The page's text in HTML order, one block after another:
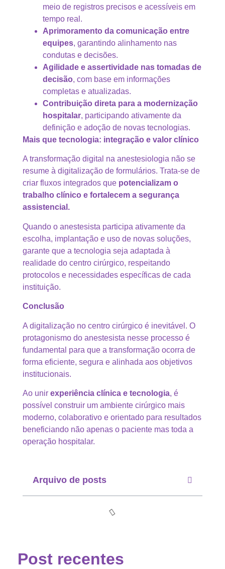
meio de registros precisos e acessíveis em
tempo real.
Aprimoramento da comunicação entre
equipes, garantindo alinhamento nas
condutas e decisões.
Agilidade e assertividade nas tomadas de
decisão, com base em informações
completas e atualizadas.
Contribuição direta para a modernização
hospitalar, participando ativamente da
definição e adoção de novas tecnologias.
Mais que tecnologia: integração e valor clínico
A transformação digital na anestesiologia não se
resume à digitalização de formulários. Trata-se de
criar fluxos integrados que potencializam o
trabalho clínico e fortalecem a segurança
assistencial.
Quando o anestesista participa ativamente da
escolha, implantação e uso de novas soluções,
garante que a tecnologia seja adaptada à
realidade do centro cirúrgico, respeitando
protocolos e necessidades específicas de cada
instituição.
Conclusão
A digitalização no centro cirúrgico é inevitável. O
protagonismo do anestesista nesse processo é
fundamental para que a transformação ocorra de
forma eficiente, segura e alinhada aos objetivos
institucionais.
Ao unir experiência clínica e tecnologia, é
possível construir um ambiente cirúrgico mais
moderno, colaborativo e orientado para resultados
beneficiando não apenas o paciente mas toda a
operação hospitalar.
Arquivo de posts
Post recentes